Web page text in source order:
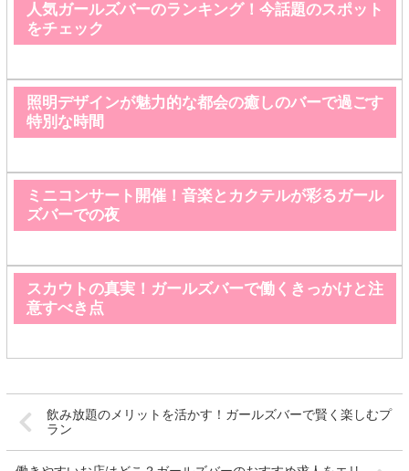
人気ガールズバーのランキング！今話題のスポット
をチェック
照明デザインが魅力的な都会の癒しのバーで過ごす
特別な時間
ミニコンサート開催！音楽とカクテルが彩るガール
ズバーでの夜
スカウトの真実！ガールズバーで働くきっかけと注
意すべき点
飲み放題のメリットを活かす！ガールズバーで賢く楽しむプ
ラン